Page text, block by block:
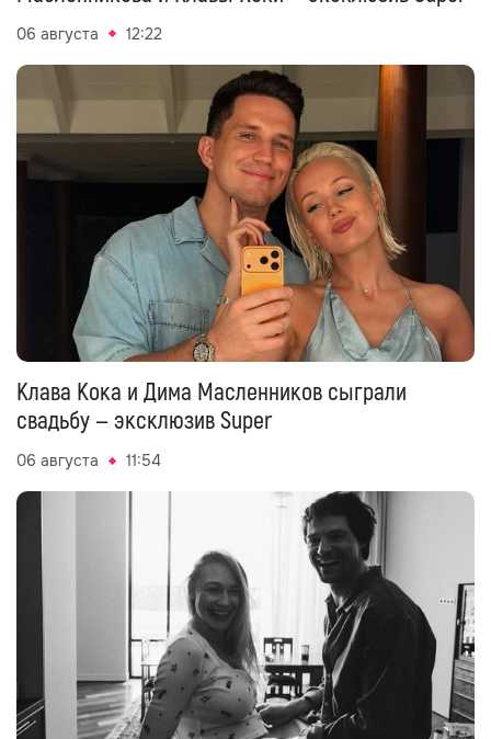
06 августа 12:22
Клава Кока и Дима Масленников сыграли
свадьбу — эксклюзив Super
06 августа 11:54